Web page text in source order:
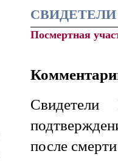
Посмертная
после